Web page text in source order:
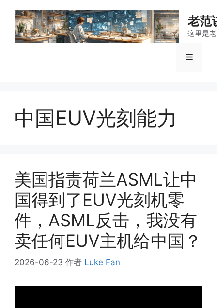
老范
这里是
菜
中国EUV光刻能力
美国指责荷兰ASML让中
国得到了EUV光刻机零
件，ASML反击，我没有
卖任何EUV主机给中国？
2026-06-23 作者 Luke Fan